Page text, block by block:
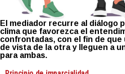
El mediador recurre al diálogo
clima que favorezca el
confrontadas, con el fin de
de vista de la otra y lleguen a
para ambas.